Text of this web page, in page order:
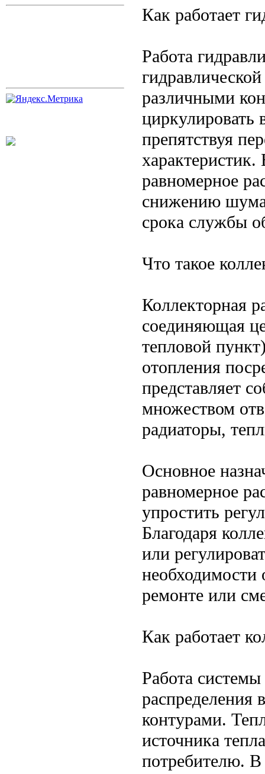
Как работает
Работа
различными
циркулировать
препятствуя
характеристик.
равномерное
снижению
срока службы
Что такое
Коллекторная
соединяющая
тепловой
отопления
представляет
множеством
радиаторы,
Основное
равномерное
упростить
Благодаря
или
необходимости
ремонте или
Как работает
Работа
контурами.
источника
потребителю.